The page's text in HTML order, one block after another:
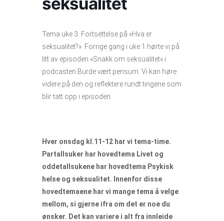
Tema uke 3: Fortsettelse på «Hva er
seksualitet?». Forrige gang i uke 1 hørte vi på
litt av episoden «Snakk om seksualitet» i
podcasten Burde vært pensum. Vi kan høre
videre på den og reflektere rundt tingene som
blir tatt opp i episoden.
Hver onsdag kl.11-12 har vi tema-time.
Partallsuker har hovedtema Livet og
oddetallsukene har hovedtema Psykisk
helse og seksualitet. Innenfor disse
hovedtemaene har vi mange tema å velge
mellom, si gjerne ifra om det er noe du
ønsker. Det kan variere i alt fra innleide